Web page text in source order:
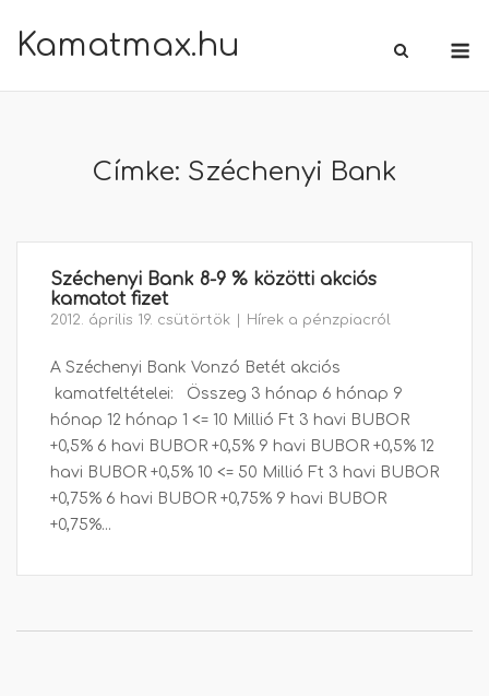
Kamatmax.hu
Címke: Széchenyi Bank
Széchenyi Bank 8-9 % közötti akciós
kamatot fizet
2012. április 19. csütörtök Hírek a pénzpiacról
A Széchenyi Bank Vonzó Betét akciós
kamatfeltételei: Összeg 3 hónap 6 hónap 9
hónap 12 hónap 1 <= 10 Millió Ft 3 havi BUBOR
+0,5% 6 havi BUBOR +0,5% 9 havi BUBOR +0,5% 12
havi BUBOR +0,5% 10 <= 50 Millió Ft 3 havi BUBOR
+0,75% 6 havi BUBOR +0,75% 9 havi BUBOR
+0,75%...